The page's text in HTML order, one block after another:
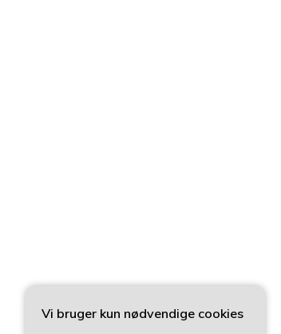
Vi bruger kun nødvendige cookies